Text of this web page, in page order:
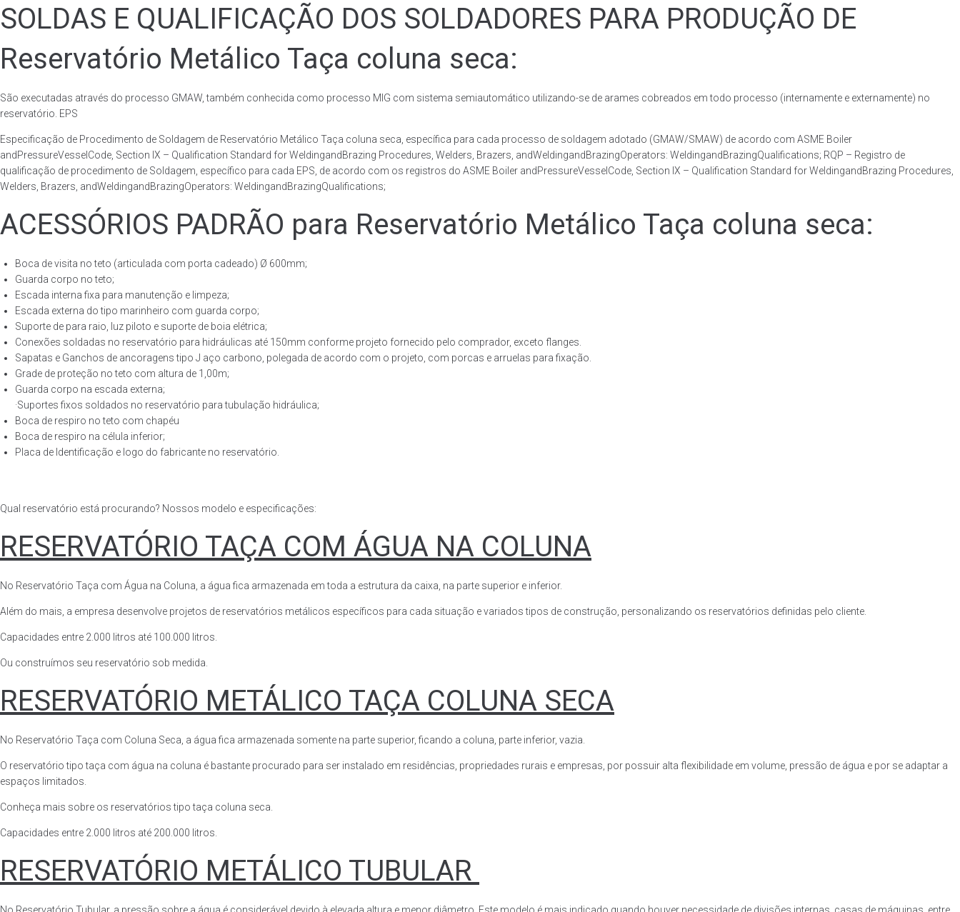
SOLDAS E QUALIFICAÇÃO DOS SOLDADORES PARA PRODUÇÃO DE
Reservatório Metálico Taça coluna seca:
São executadas através do processo GMAW, também conhecida como processo MIG com sistema semiautomático utilizando-se de arames cobreados em todo processo (internamente e externamente) no
reservatório. EPS
Especificação de Procedimento de Soldagem de Reservatório Metálico Taça coluna seca, específica para cada processo de soldagem adotado (GMAW/SMAW) de acordo com ASME Boiler
andPressureVesselCode, Section IX – Qualification Standard for WeldingandBrazing Procedures, Welders, Brazers, andWeldingandBrazingOperators: WeldingandBrazingQualifications; RQP – Registro de
qualificação de procedimento de Soldagem, específico para cada EPS, de acordo com os registros do ASME Boiler andPressureVesselCode, Section IX – Qualification Standard for WeldingandBrazing Procedures,
Welders, Brazers, andWeldingandBrazingOperators: WeldingandBrazingQualifications;
ACESSÓRIOS PADRÃO para Reservatório Metálico Taça coluna seca:
Boca de visita no teto (articulada com porta cadeado) Ø 600mm;
Guarda corpo no teto;
Escada interna fixa para manutenção e limpeza;
Escada externa do tipo marinheiro com guarda corpo;
Suporte de para raio, luz piloto e suporte de boia elétrica;
Conexões soldadas no reservatório para hidráulicas até 150mm conforme projeto fornecido pelo comprador, exceto flanges.
Sapatas e Ganchos de ancoragens tipo J aço carbono, polegada de acordo com o projeto, com porcas e arruelas para fixação.
Grade de proteção no teto com altura de 1,00m;
Guarda corpo na escada externa;
·Suportes fixos soldados no reservatório para tubulação hidráulica;
Boca de respiro no teto com chapéu
Boca de respiro na célula inferior;
Placa de Identificação e logo do fabricante no reservatório.
Qual reservatório está procurando? Nossos modelo e especificações:
RESERVATÓRIO TAÇA COM ÁGUA NA COLUNA
No Reservatório Taça com Água na Coluna, a água fica armazenada em toda a estrutura da caixa, na parte superior e inferior.
Além do mais, a empresa desenvolve projetos de reservatórios metálicos específicos para cada situação e variados tipos de construção, personalizando os reservatórios definidas pelo cliente.
Capacidades entre 2.000 litros até 100.000 litros.
Ou construímos seu reservatório sob medida.
RESERVATÓRIO METÁLICO TAÇA COLUNA SECA
No Reservatório Taça com Coluna Seca, a água fica armazenada somente na parte superior, ficando a coluna, parte inferior, vazia.
O reservatório tipo taça com água na coluna é bastante procurado para ser instalado em residências, propriedades rurais e empresas, por possuir alta flexibilidade em volume, pressão de água e por se adaptar a
espaços limitados.
Conheça mais sobre os reservatórios tipo taça coluna seca.
Capacidades entre 2.000 litros até 200.000 litros.
RESERVATÓRIO METÁLICO TUBULAR